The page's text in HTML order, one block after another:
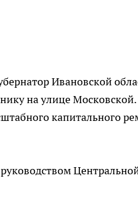
Ивановской
на улице
капитального